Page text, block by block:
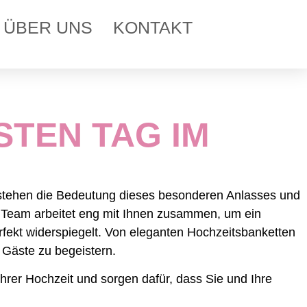
ÜBER UNS KONTAKT
TAG IM
die Bedeutung dieses besonderen Anlasses und
arbeitet eng mit Ihnen zusammen, um ein
widerspiegelt. Von eleganten Hochzeitsbanketten
zu begeistern.
Hochzeit und sorgen dafür, dass Sie und Ihre